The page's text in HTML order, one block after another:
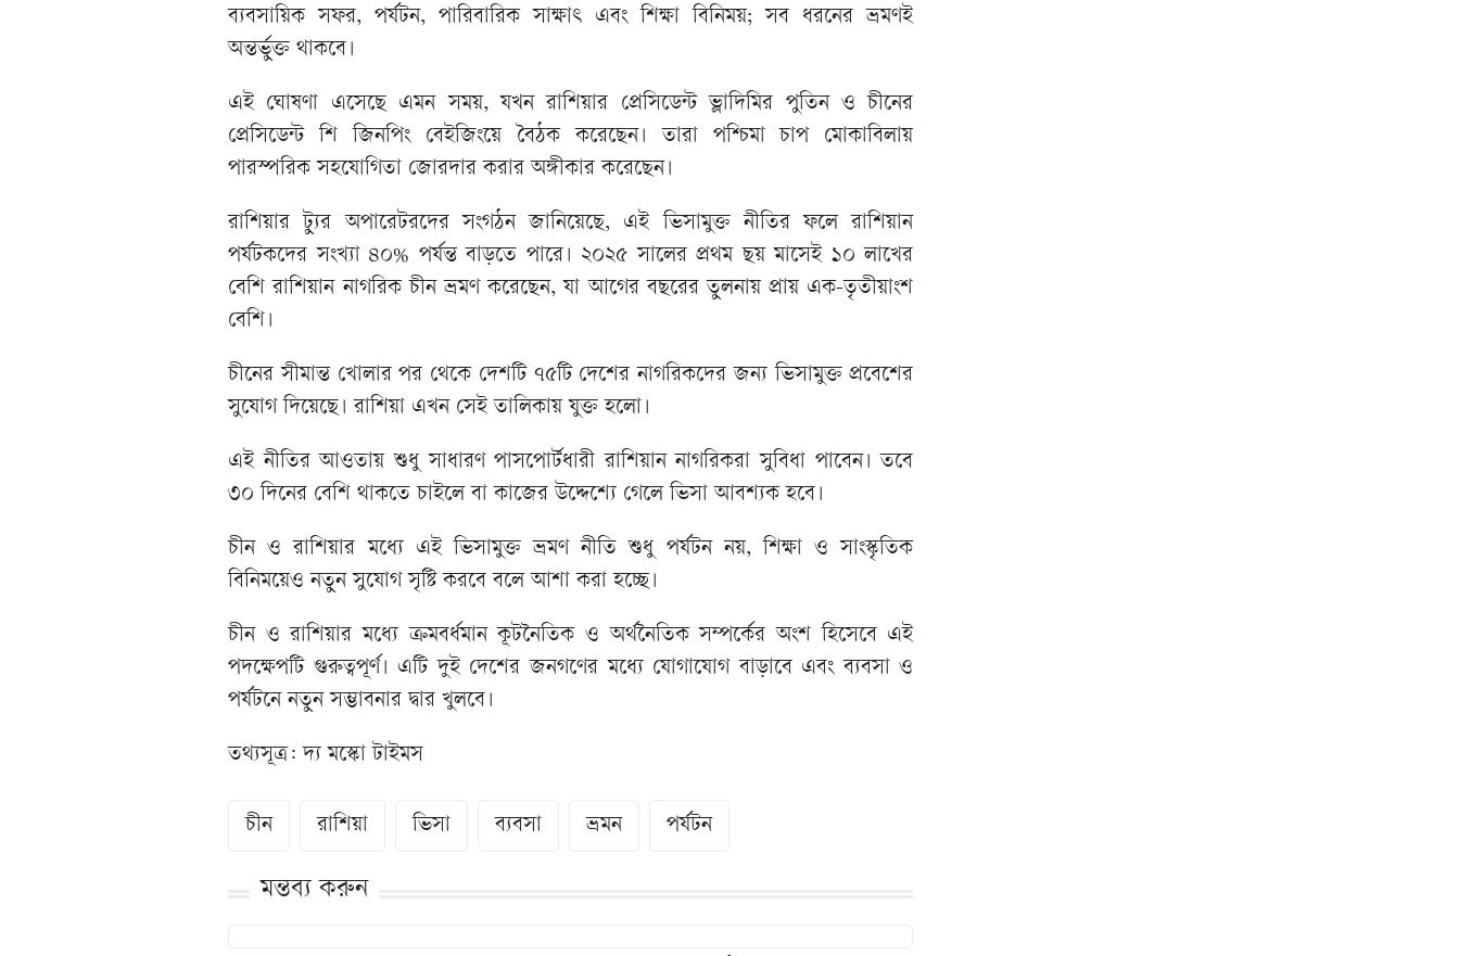
ব্যবসায়িক সফর, পর্যটন, পারিবারিক সাক্ষাৎ এবং শিক্ষা বিনিময়; সব ধরনের ভ্রমণই
অন্তর্ভুক্ত থাকবে।
এই ঘোষণা এসেছে এমন সময়, যখন রাশিয়ার প্রেসিডেন্ট ভ্লাদিমির পুতিন ও চীনের
প্রেসিডেন্ট শি জিনপিং বেইজিংয়ে বৈঠক করেছেন। তারা পশ্চিমা চাপ মোকাবিলায়
পারস্পরিক সহযোগিতা জোরদার করার অঙ্গীকার করেছেন।
রাশিয়ার ট্যুর অপারেটরদের সংগঠন জানিয়েছে, এই ভিসামুক্ত নীতির ফলে রাশিয়ান
পর্যটকদের সংখ্যা ৪০% পর্যন্ত বাড়তে পারে। ২০২৫ সালের প্রথম ছয় মাসেই ১০ লাখের
বেশি রাশিয়ান নাগরিক চীন ভ্রমণ করেছেন, যা আগের বছরের তুলনায় প্রায় এক-তৃতীয়াংশ
বেশি।
চীনের সীমান্ত খোলার পর থেকে দেশটি ৭৫টি দেশের নাগরিকদের জন্য ভিসামুক্ত প্রবেশের
সুযোগ দিয়েছে। রাশিয়া এখন সেই তালিকায় যুক্ত হলো।
এই নীতির আওতায় শুধু সাধারণ পাসপোর্টধারী রাশিয়ান নাগরিকরা সুবিধা পাবেন। তবে
৩০ দিনের বেশি থাকতে চাইলে বা কাজের উদ্দেশ্যে গেলে ভিসা আবশ্যক হবে।
চীন ও রাশিয়ার মধ্যে এই ভিসামুক্ত ভ্রমণ নীতি শুধু পর্যটন নয়, শিক্ষা ও সাংস্কৃতিক
বিনিময়েও নতুন সুযোগ সৃষ্টি করবে বলে আশা করা হচ্ছে।
চীন ও রাশিয়ার মধ্যে ক্রমবর্ধমান কূটনৈতিক ও অর্থনৈতিক সম্পর্কের অংশ হিসেবে এই
পদক্ষেপটি গুরুত্বপূর্ণ। এটি দুই দেশের জনগণের মধ্যে যোগাযোগ বাড়াবে এবং ব্যবসা ও
পর্যটনে নতুন সম্ভাবনার দ্বার খুলবে।
তথ্যসূত্র: দ্য মস্কো টাইমস
চীন রাশিয়া ভিসা ব্যবসা ভ্রমন পর্যটন
মন্তব্য করুন